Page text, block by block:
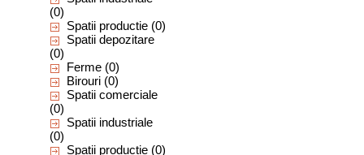
(0)
Spatii productie (0)
Spatii depozitare
(0)
Ferme (0)
Birouri (0)
Spatii comerciale
(0)
Spatii industriale
(0)
Spatii productie (0)